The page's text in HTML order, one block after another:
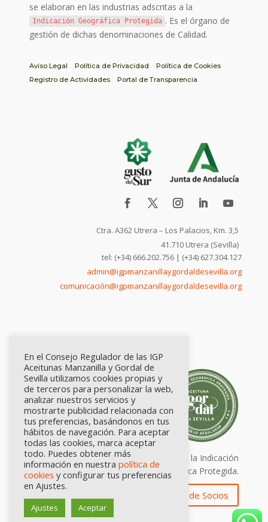
se elaboran en las industrias adscritas a la
Indicación Geográfica Protegida . Es el órgano de
gestión de dichas denominaciones de Calidad.
Aviso Legal Política de Privacidad
Política de Cookies
Registro de Actividades
Portal de Transparencia
Ctra. A362 Utrera – Los Palacios, Km. 3,5
41.710 Utrera (Sevilla)
tel: (+34) 666.202.756 | (+34) 627.304.127
admin@igpmanzanillaygordaldesevilla.org
comunicación@igpmanzanillaygordaldesevilla.org
Calidad certificada por Origen. Sellos de la Indicación
Geográfica Protegida.
Zona de Socios
En el Consejo Regulador de las IGP
Aceitunas Manzanilla y Gordal de
Sevilla utilizamos cookies propias y
de terceros para personalizar la web,
analizar nuestros servicios y
mostrarte publicidad relacionada con
tus preferencias, basándonos en tus
hábitos de navegación. Para aceptar
todas las cookies, marca aceptar
todo. Puedes obtener más
información en nuestra política de
cookies y configurar tus preferencias
en Ajustes.
Ajustes Aceptar